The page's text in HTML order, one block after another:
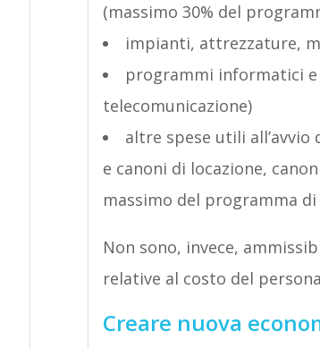
(massimo 30% del
impianti, attrezzature,
programmi informatici e
telecomunicazione)
altre spese utili
e canoni di locazione,
massimo del programma di
Non sono, invece,
relative al costo del
Creare nuova